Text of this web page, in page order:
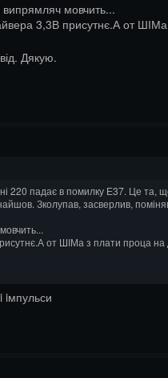
випрямляч мовчить...
3,3В присутнє.А от
Дякую.
220 падає в помилку Е37. Це та,
Зколупав, засверлив,
от ШІМа з плати проца на
iмпульси